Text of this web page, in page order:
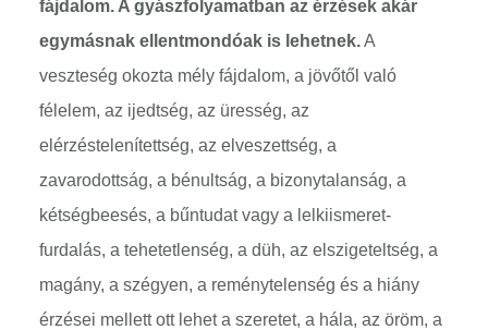
fájdalom. A gyászfolyamatban az érzések akár
egymásnak ellentmondóak is lehetnek.A
veszteség okozta mély fájdalom, a jövőtől való
félelem, az ijedtség, az üresség, az
elérzéstelenítettség, az elveszettség, a
zavarodottság, a bénultság, a bizonytalanság, a
kétségbeesés, a bűntudat vagy a lelkiismeret-
furdalás, a tehetetlenség, a düh, az elszigeteltség, a
magány, a szégyen, a reménytelenség és a hiány
érzései mellett ott lehet a szeretet, a hála, az öröm, a